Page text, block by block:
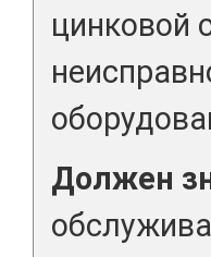
цинковой
Должен